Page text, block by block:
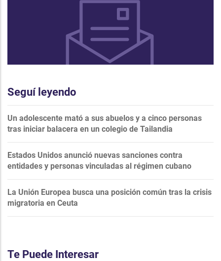
Seguí leyendo
Un adolescente mató a sus abuelos y a cinco personas
tras iniciar balacera en un colegio de Tailandia
Estados Unidos anunció nuevas sanciones contra
entidades y personas vinculadas al régimen cubano
La Unión Europea busca una posición común tras la crisis
migratoria en Ceuta
Te Puede Interesar